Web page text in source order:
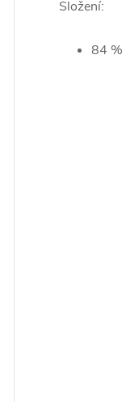
Složení:
84 %